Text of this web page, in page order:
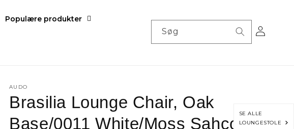
Populære produkter
Søg
ind
AUDO
SE ALLE
LOUNGESTOLE
Brasilia Lounge Chair, Oak
Base/0011 White/Moss Sahco